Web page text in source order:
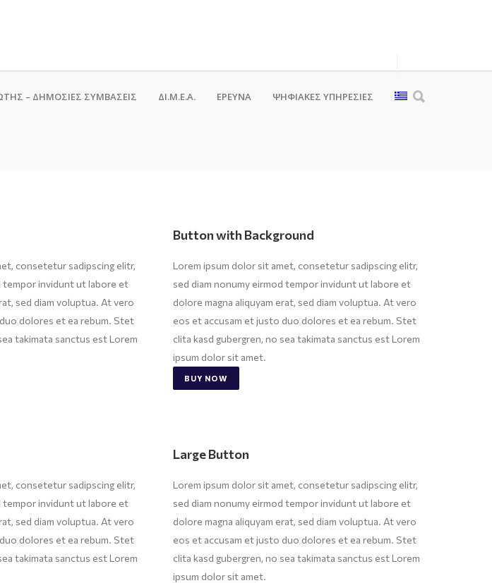
– ΔΗΜΟΣΙΕΣ ΣΥΜΒΑΣΕΙΣ ΔΙ.Μ.Ε.Α. ΕΡΕΥΝΑ ΨΗΦΙΑΚΈΣ ΥΠΗΡΕΣΊΕΣ
consetetur sadipscing elitr,
tempor invidunt ut labore et
sed diam voluptua. At vero
dolores et ea rebum. Stet
takimata sanctus est Lorem
consetetur sadipscing elitr,
tempor invidunt ut labore et
sed diam voluptua. At vero
dolores et ea rebum. Stet
takimata sanctus est Lorem
Button with Background
Lorem ipsum dolor sit amet, consetetur sadipscing elitr,
sed diam nonumy eirmod tempor invidunt ut labore et
dolore magna aliquyam erat, sed diam voluptua. At vero
eos et accusam et justo duo dolores et ea rebum. Stet
clita kasd gubergren, no sea takimata sanctus est Lorem
ipsum dolor sit amet.
BUY NOW
Large Button
Lorem ipsum dolor sit amet, consetetur sadipscing elitr,
sed diam nonumy eirmod tempor invidunt ut labore et
dolore magna aliquyam erat, sed diam voluptua. At vero
eos et accusam et justo duo dolores et ea rebum. Stet
clita kasd gubergren, no sea takimata sanctus est Lorem
ipsum dolor sit amet.